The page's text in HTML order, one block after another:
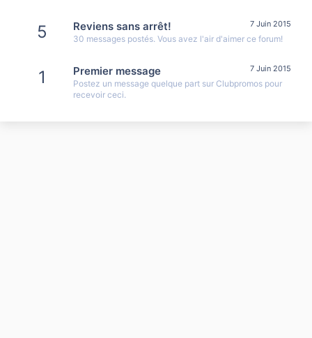
5 7 Juin 2015
Reviens sans arrêt!
30 messages postés. Vous avez l'air d'aimer ce forum!
1 7 Juin 2015
Premier message
Postez un message quelque part sur Clubpromos pour
recevoir ceci.